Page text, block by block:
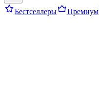
Бестселлеры Премиум